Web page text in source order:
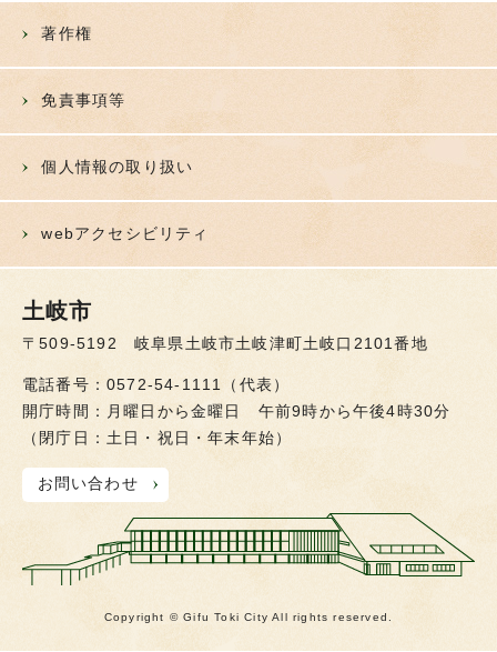
著作権
免責事項等
個人情報の取り扱い
webアクセシビリティ
土岐市
〒509-5192 岐阜県土岐市土岐津町土岐口2101番地
電話番号：0572-54-1111（代表）
開庁時間：月曜日から金曜日 午前9時から午後4時30分
（閉庁日：土日・祝日・年末年始）
お問い合わせ
Copyright © Gifu Toki City All rights reserved.